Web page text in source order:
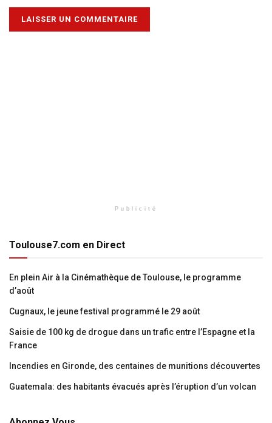
Publicité
Toulouse7.com en Direct
En plein Air à la Cinémathèque de Toulouse, le programme
d’août
Cugnaux, le jeune festival programmé le 29 août
Saisie de 100 kg de drogue dans un trafic entre l’Espagne et la
France
Incendies en Gironde, des centaines de munitions découvertes
Guatemala: des habitants évacués après l’éruption d’un volcan